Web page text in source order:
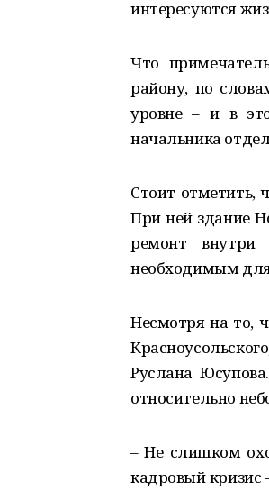
интересуются
Что
району, по
уровне – и в
начальника
Стоит отметить,
При ней здание
ремонт внутри
необходимым для
Несмотря на то,
Руслана
относительно
– Не слишком
кадровый кризис